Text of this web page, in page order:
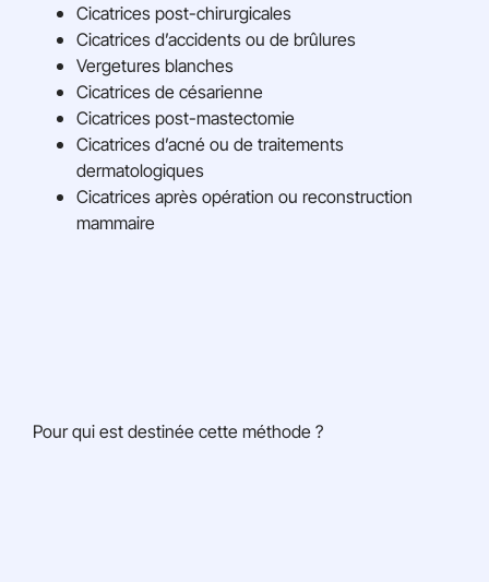
Cicatrices post-chirurgicales
Cicatrices d’accidents ou de brûlures
Vergetures blanches
Cicatrices de césarienne
Cicatrices post-mastectomie
Cicatrices d’acné ou de traitements
dermatologiques
Cicatrices après opération ou reconstruction
mammaire
Pour qui est destinée cette méthode ?